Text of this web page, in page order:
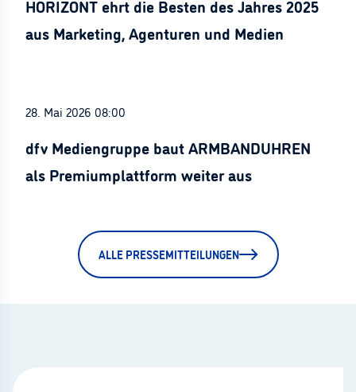
HORIZONT ehrt die Besten des Jahres 2025
aus Marketing, Agenturen und Medien
28. Mai 2026 08:00
dfv Mediengruppe baut ARMBANDUHREN
als Premiumplattform weiter aus
ALLE PRESSEMITTEILUNGEN